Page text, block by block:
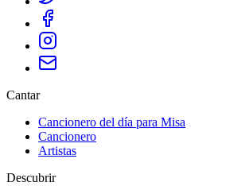
Cantar
Cancionero del día para Misa
Cancionero
Artistas
Descubrir